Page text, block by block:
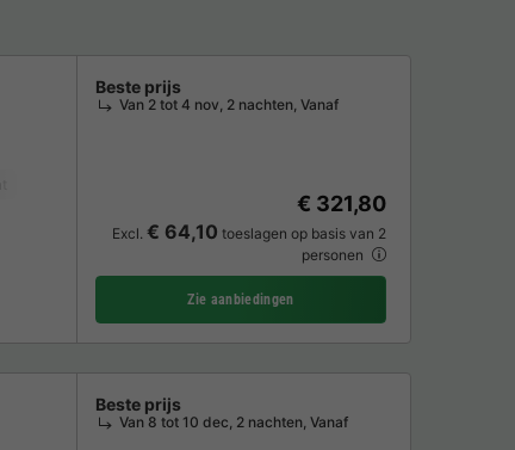
Beste prijs
Van 2 tot 4 nov, 2 nachten, Vanaf
€ 321,80
Excl. € 64,10 toeslagen op basis van 2
personen
Zie aanbiedingen
Beste prijs
Van 8 tot 10 dec, 2 nachten, Vanaf